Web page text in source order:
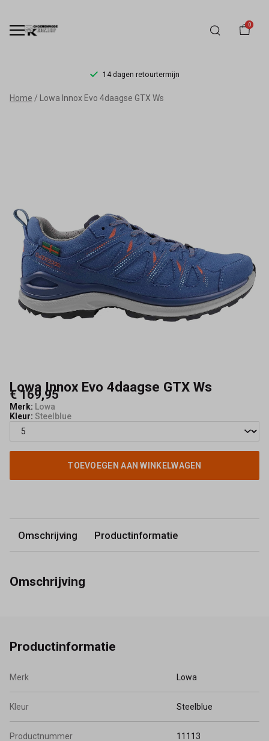
0
14 dagen retourtermijn
Lowa
GTX
Ws
Schoenmode
Kerkhof
Home Lowa Innox Evo 4daagse GTX Ws
Lowa Innox Evo 4daagse GTX Ws
€ 169,95
Merk: Lowa
Kleur: Steelblue
TOEVOEGEN AAN WINKELWAGEN
Omschrijving Productinformatie
Omschrijving
Productinformatie
Merk Lowa
Kleur Steelblue
Productnummer 11113